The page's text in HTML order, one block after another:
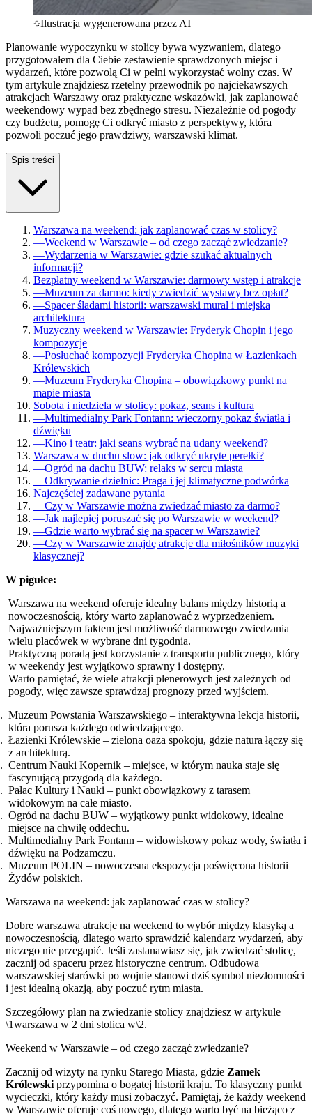
Ilustracja wygenerowana przez AI
Planowanie wypoczynku w stolicy bywa wyzwaniem, dlatego
przygotowałem dla Ciebie zestawienie sprawdzonych miejsc i
wydarzeń, które pozwolą Ci w pełni wykorzystać wolny czas. W
tym artykule znajdziesz rzetelny przewodnik po najciekawszych
atrakcjach Warszawy oraz praktyczne wskazówki, jak zaplanować
weekendowy wypad bez zbędnego stresu. Niezależnie od pogody
czy budżetu, pomogę Ci odkryć miasto z perspektywy, która
pozwoli poczuć jego prawdziwy, warszawski klimat.
Spis treści
Warszawa na weekend: jak zaplanować czas w stolicy?
—Weekend w Warszawie – od czego zacząć zwiedzanie?
—Wydarzenia w Warszawie: gdzie szukać aktualnych
informacji?
Bezpłatny weekend w Warszawie: darmowy wstęp i atrakcje
—Muzeum za darmo: kiedy zwiedzić wystawy bez opłat?
—Spacer śladami historii: warszawski mural i miejska
architektura
Muzyczny weekend w Warszawie: Fryderyk Chopin i jego
kompozycje
—Posłuchać kompozycji Fryderyka Chopina w Łazienkach
Królewskich
—Muzeum Fryderyka Chopina – obowiązkowy punkt na
mapie miasta
Sobota i niedziela w stolicy: pokaz, seans i kultura
—Multimedialny Park Fontann: wieczorny pokaz światła i
dźwięku
—Kino i teatr: jaki seans wybrać na udany weekend?
Warszawa w duchu slow: jak odkryć ukryte perełki?
—Ogród na dachu BUW: relaks w sercu miasta
—Odkrywanie dzielnic: Praga i jej klimatyczne podwórka
Najczęściej zadawane pytania
—Czy w Warszawie można zwiedzać miasto za darmo?
—Jak najlepiej poruszać się po Warszawie w weekend?
—Gdzie warto wybrać się na spacer w Warszawie?
—Czy w Warszawie znajdę atrakcje dla miłośników muzyki
klasycznej?
W pigułce:
Warszawa na weekend oferuje idealny balans między historią a
nowoczesnością, który warto zaplanować z wyprzedzeniem.
Najważniejszym faktem jest możliwość darmowego zwiedzania
wielu placówek w wybrane dni tygodnia.
Praktyczną poradą jest korzystanie z transportu publicznego, który
w weekendy jest wyjątkowo sprawny i dostępny.
Warto pamiętać, że wiele atrakcji plenerowych jest zależnych od
pogody, więc zawsze sprawdzaj prognozy przed wyjściem.
Muzeum Powstania Warszawskiego – interaktywna lekcja historii,
która porusza każdego odwiedzającego.
Łazienki Królewskie – zielona oaza spokoju, gdzie natura łączy się
z architekturą.
Centrum Nauki Kopernik – miejsce, w którym nauka staje się
fascynującą przygodą dla każdego.
Pałac Kultury i Nauki – punkt obowiązkowy z tarasem
widokowym na całe miasto.
Ogród na dachu BUW – wyjątkowy punkt widokowy, idealne
miejsce na chwilę oddechu.
Multimedialny Park Fontann – widowiskowy pokaz wody, światła i
dźwięku na Podzamczu.
Muzeum POLIN – nowoczesna ekspozycja poświęcona historii
Żydów polskich.
Warszawa na weekend: jak zaplanować czas w stolicy?
Dobre warszawa atrakcje na weekend to wybór między klasyką a
nowoczesnością, dlatego warto sprawdzić kalendarz wydarzeń, aby
niczego nie przegapić. Jeśli zastanawiasz się, jak zwiedzać stolicę,
zacznij od spaceru przez historyczne centrum. Odbudowa
warszawskiej starówki po wojnie stanowi dziś symbol niezłomności
i jest idealną okazją, aby poczuć rytm miasta.
Szczegółowy plan na zwiedzanie stolicy znajdziesz w artykule
\1warszawa w 2 dni stolica w\2.
Weekend w Warszawie – od czego zacząć zwiedzanie?
Zacznij od wizyty na rynku Starego Miasta, gdzie Zamek
Królewski przypomina o bogatej historii kraju. To klasyczny punkt
wycieczki, który każdy musi zobaczyć. Pamiętaj, że każdy weekend
w Warszawie oferuje coś nowego, dlatego warto być na bieżąco z